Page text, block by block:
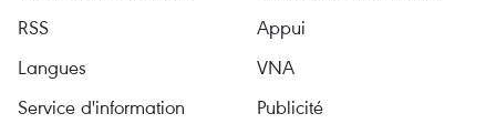
RSS
Appui
Langues
VNA
Service d'information
Publicité